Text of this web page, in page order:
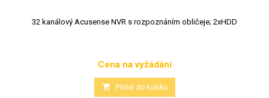
32 kanálový Acusense NVR s rozpoznáním obličeje; 2xHDD
Cena
Cena na vyžádání
 Přidat do košíku